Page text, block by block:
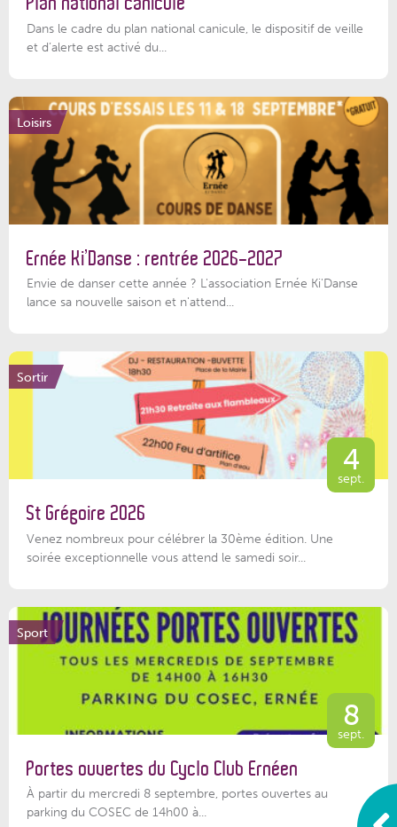
Dans le cadre du plan national canicule, le dispositif de veille
et d’alerte est activé du...
Loisirs
Ernée Ki’Danse : rentrée 2026-2027
Envie de danser cette année ? L'association Ernée Ki'Danse
lance sa nouvelle saison et n'attend...
Sortir
4
sept.
St Grégoire 2026
Venez nombreux pour célébrer la 30ème édition. Une
soirée exceptionnelle vous attend le samedi soir...
Sport
8
sept.
Portes ouvertes du Cyclo Club Ernéen
À partir du mercredi 8 septembre, portes ouvertes au
parking du COSEC de 14h00 à...